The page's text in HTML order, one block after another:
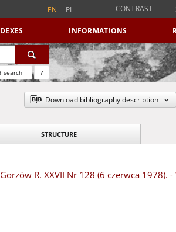
EN PL CONTRAST
INFORMATIONS
search ?
Download bibliography description
STRUCTURE
R. XXVII Nr 128 (6 czerwca 1978). -